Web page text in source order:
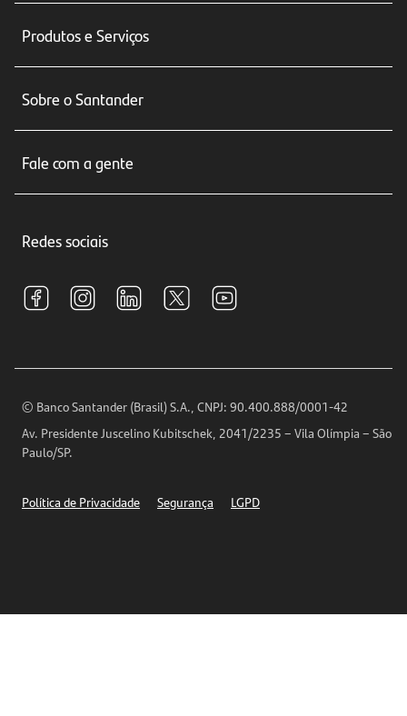
Produtos e Serviços
Seguros
Crédito e Financiamentos
Investimentos
Sobre o Santander
Relações com Investidores
Fale com a gente
Central de Renegociação
S.A.C
Encontre nossas agências
Horários de Atendimento
Telefones
Redes sociais
© Banco Santander (Brasil) S.A., CNPJ: 90.400.888/0001-42
Av. Presidente Juscelino Kubitschek, 2041/2235 – Vila Olímpia – São
Paulo/SP.
Política de Privacidade Segurança LGPD